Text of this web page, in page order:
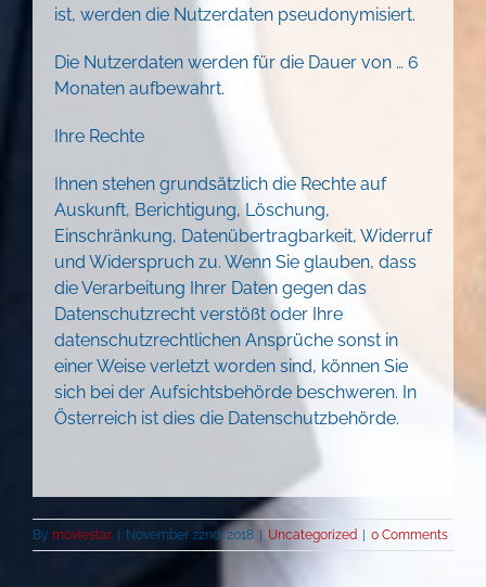
ist, werden die Nutzerdaten pseudonymisiert.
Die Nutzerdaten werden für die Dauer von … 6
Monaten aufbewahrt.
Ihre Rechte
Ihnen stehen grundsätzlich die Rechte auf
Auskunft, Berichtigung, Löschung,
Einschränkung, Datenübertragbarkeit, Widerruf
und Widerspruch zu. Wenn Sie glauben, dass
die Verarbeitung Ihrer Daten gegen das
Datenschutzrecht verstößt oder Ihre
datenschutzrechtlichen Ansprüche sonst in
einer Weise verletzt worden sind, können Sie
sich bei der Aufsichtsbehörde beschweren. In
Österreich ist dies die Datenschutzbehörde.
By moviestar | November 22nd, 2018 | Uncategorized | 0 Comments